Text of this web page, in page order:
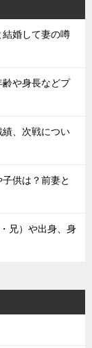
婚して妻の噂
や身長などプ
、次戦につい
供は？前妻と
兄）や出身、身